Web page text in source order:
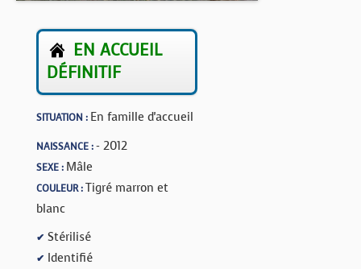
EN ACCUEIL
DÉFINITIF
SITUATION : En famille d'accueil
NAISSANCE :- 2012
SEXE : Mâle
COULEUR :Tigré marron et
blanc
✔ Stérilisé
✔ Identifié